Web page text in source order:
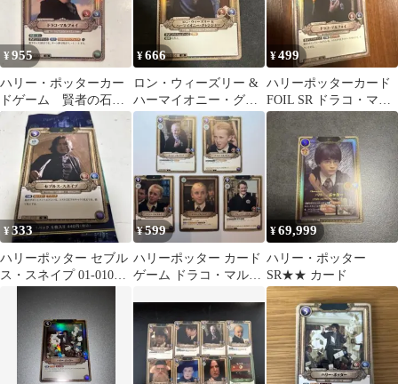
¥955
ハリー・ポッターカー
ドゲーム 賢者の石
SR ホイル ドラコ・
マルフォイ
¥666
ロン・ウィーズリー &
ハーマイオニー・グレ
ンジャー SR ホイル
¥499
ハリーポッターカード
FOIL SR ドラコ・マル
フォイ
¥333
ハリーポッター セブル
ス・スネイプ 01-010
¥599
ハリーポッター カード
ゲーム ドラコ・マルフ
¥69,999
ハリー・ポッター
SR★★ カード